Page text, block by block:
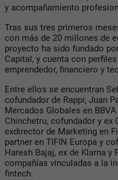
y acompañamiento
Tras sus tres primeros
con más de 20 millones de
proyecto ha sido fundado
Capital, y cuenta con
emprendedor, financiero y
Entre ellos se encuentran
cofundador de Rappi; Juan
Mercados Globales en
Chinchetru, cofundador y ex
exdirector de Marketing en
partner en TIFIN Europa y
Haresh Bajaj, ex de Klarna y
compañías vinculadas a la
fintech.